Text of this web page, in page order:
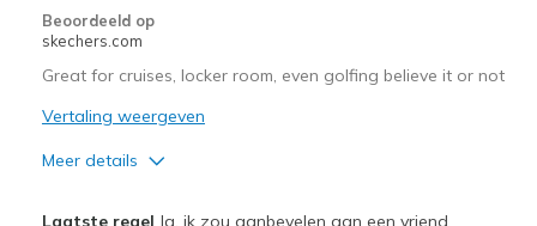
Beoordeeld op
skechers.com
Great for cruises, locker room, even golfing believe it or not
Vertaling weergeven
Meer details
Laatste regel Ja, ik zou aanbevelen aan een vriend